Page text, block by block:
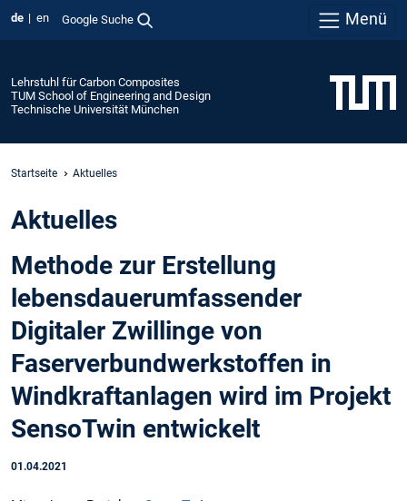
de en Google Suche Menü
Lehrstuhl für Carbon Composites
TUM School of Engineering and Design
Technische Universität München
Startseite Aktuelles
Aktuelles
Methode zur Erstellung
lebensdauerumfassender
Digitaler Zwillinge von
Faserverbundwerkstoffen in
Windkraftanlagen wird im Projekt
SensoTwin entwickelt
01.04.2021